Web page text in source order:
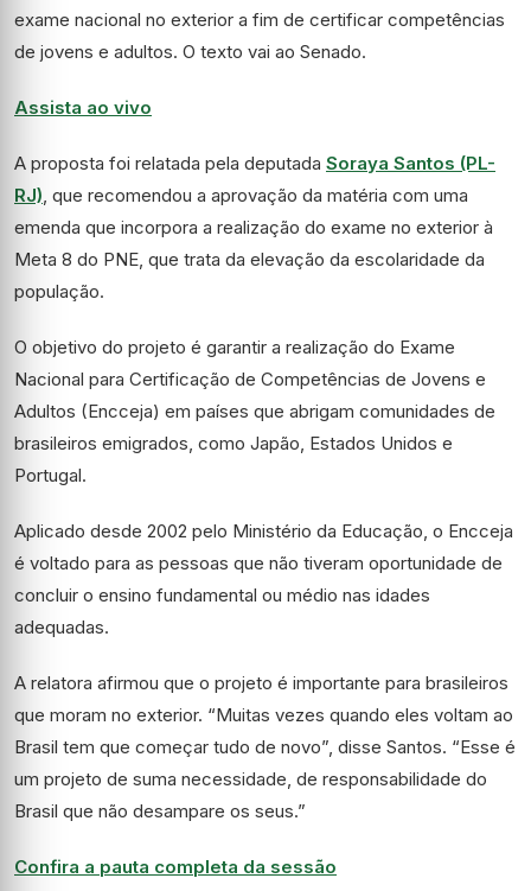
exame nacional no exterior a fim de certificar competências
de jovens e adultos. O texto vai ao Senado.
Assista ao vivo
A proposta foi relatada pela deputada Soraya Santos (PL-
RJ), que recomendou a aprovação da matéria com uma
emenda que incorpora a realização do exame no exterior à
Meta 8 do PNE, que trata da elevação da escolaridade da
população.
O objetivo do projeto é garantir a realização do Exame
Nacional para Certificação de Competências de Jovens e
Adultos (Encceja) em países que abrigam comunidades de
brasileiros emigrados, como Japão, Estados Unidos e
Portugal.
Aplicado desde 2002 pelo Ministério da Educação, o Encceja
é voltado para as pessoas que não tiveram oportunidade de
concluir o ensino fundamental ou médio nas idades
adequadas.
A relatora afirmou que o projeto é importante para brasileiros
que moram no exterior. “Muitas vezes quando eles voltam ao
Brasil tem que começar tudo de novo”, disse Santos. “Esse é
um projeto de suma necessidade, de responsabilidade do
Brasil que não desampare os seus.”
Confira a pauta completa da sessão